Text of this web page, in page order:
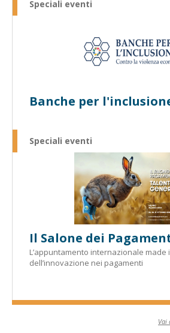
Speciali eventi
Banche per
Speciali eventi
Il Salone dei
L’appuntamento internazionale
dell’innovazione nei pagamenti
Vai